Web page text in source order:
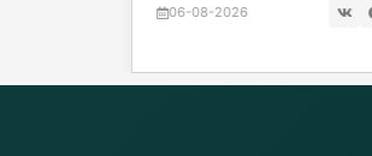
06-08-2026